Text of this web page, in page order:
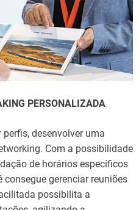
PERSONALIZADA
perfis, desenvolveruma
Com a possibilidade
de horários específicos
consegue gerenciar reuniões
possibilita a